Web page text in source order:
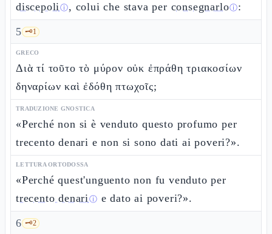
discepoliⓘ, colui che stava per consegnarloⓘ:
5 🗝️1
GRECO
Διὰ τί τοῦτο τὸ μύρον οὐκ ἐπράθη τριακοσίων
δηναρίων καὶ ἐδόθη πτωχοῖς;
TRADUZIONE GNOSTICA
«Perché non si è venduto questo profumo per
trecento denari e non si sono dati ai poveri?».
LETTURA ORTODOSSA
«Perché quest'unguento non fu venduto per
trecento denariⓘ e dato ai poveri?».
6 🗝️2